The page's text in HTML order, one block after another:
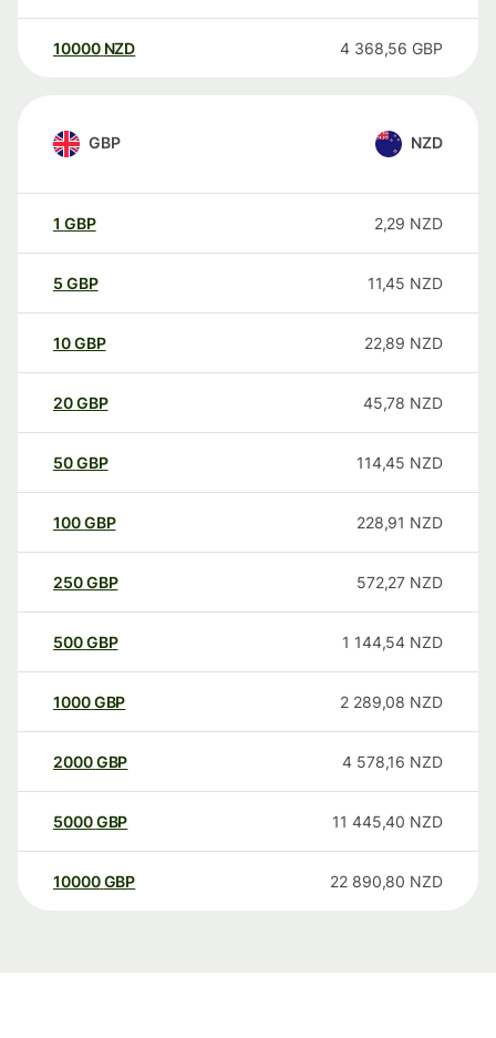
10000 NZD 4 368,56 GBP
GBP NZD
1 GBP 2,29 NZD
5 GBP 11,45 NZD
10GBP 22,89 NZD
20GBP 45,78 NZD
50GBP 114,45 NZD
100GBP 228,91 NZD
250GBP 572,27 NZD
500GBP 1 144,54 NZD
1000GBP 2 289,08 NZD
2000GBP 4 578,16 NZD
5000GBP 11 445,40 NZD
10000 GBP 22 890,80 NZD